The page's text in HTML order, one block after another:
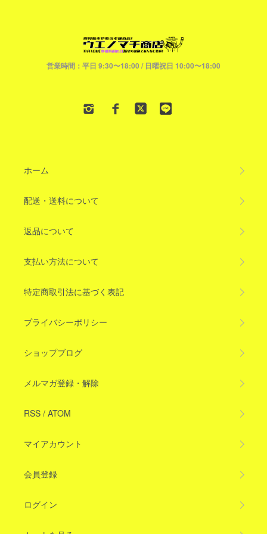
営業時間：平日 9:30〜18:00 / 日曜祝日 10:00〜18:00
ホーム
配送・送料について
返品について
支払い方法について
特定商取引法に基づく表記
プライバシーポリシー
ショップブログ
メルマガ登録・解除
RSS / ATOM
マイアカウント
会員登録
ログイン